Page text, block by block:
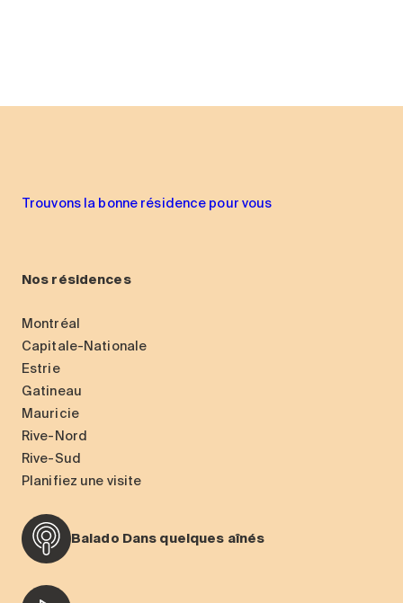
Trouvons la bonne résidence pour vous
Nos résidences
Montréal
Capitale-Nationale
Estrie
Gatineau
Mauricie
Rive-Nord
Rive-Sud
Planifiez une visite
Balado Dans quelques aînés